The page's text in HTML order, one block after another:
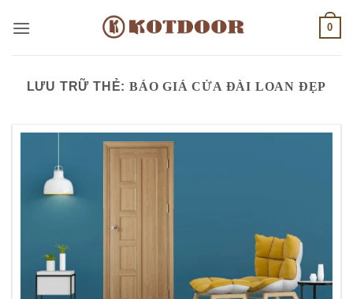
qua
0
LƯU TRỮ THẺ:BÁO GIÁ CỬA ĐÀI LOAN ĐẸP